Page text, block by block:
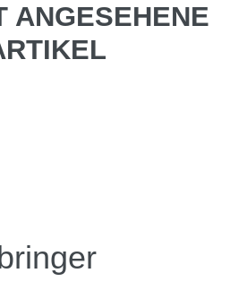
ANGESEHENE